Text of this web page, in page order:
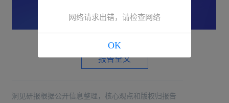
报告全文
洞见研报根据公开信息整理，核心观点和版权归报告
网络请求出错，请检查网络
OK